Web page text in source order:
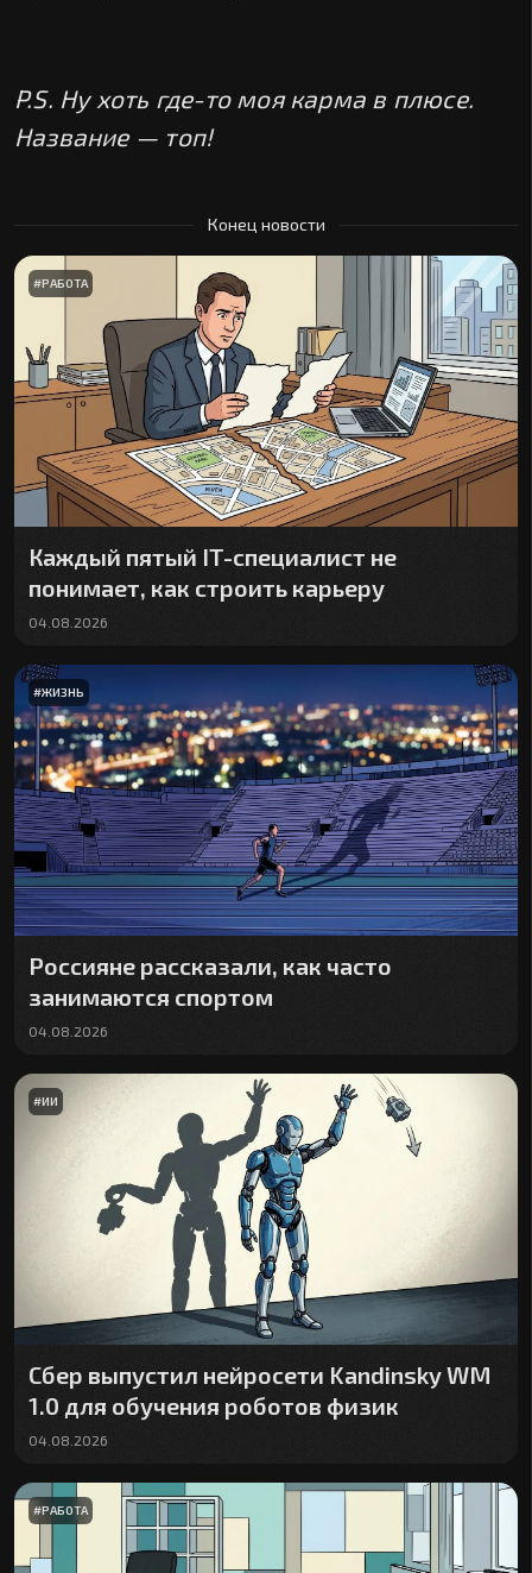
P.S. Ну хоть где-то моя карма в плюсе.
Название — топ!
Конец новости
#РАБОТА
Каждый пятый IT-специалист не
понимает, как строить карьеру
04.08.2026
#ЖИЗНЬ
Россияне рассказали, как часто
занимаются спортом
04.08.2026
#ИИ
Сбер выпустил нейросети Kandinsky WM
1.0 для обучения роботов физик
04.08.2026
#РАБОТА